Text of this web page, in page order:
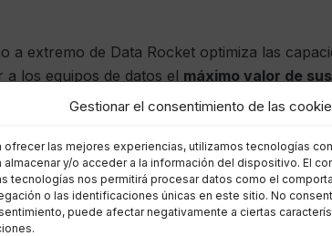
Gestionar el consentimiento de las
ofrecer las mejores experiencias, utilizamos tecnologías
almacenar y/o acceder a la información del dispositivo. El
tecnologías nos permitirá procesar datos como el
o las identificaciones únicas en este sitio. No
puede afectar negativamente a ciertas
a extremo de Data Rocket optimiza las
los equipos de datos el máximo valor de
empresariales deseados en un
proporcionarán a los clientes conjuntos un
el desgaste de los clientes,
datos.